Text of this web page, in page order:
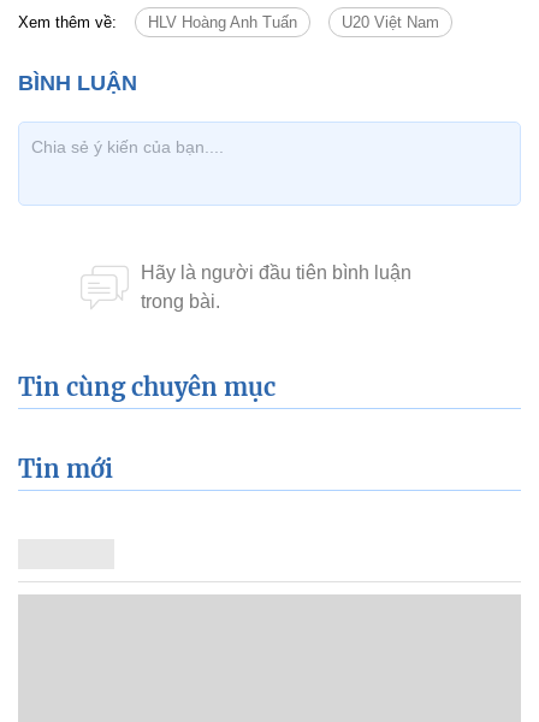
Xem thêm về: HLV Hoàng Anh Tuấn U20 Việt Nam
Tin cùng chuyên mục
Tin mới